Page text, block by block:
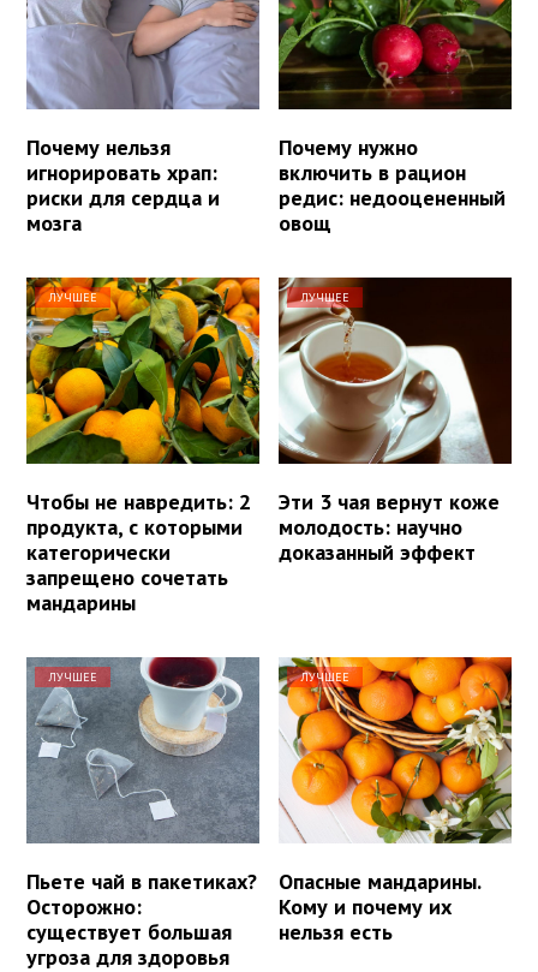
Почему нельзя
игнорировать храп:
риски для сердца и
мозга
Почему нужно
включить в рацион
редис: недооцененный
овощ
ЛУЧШЕЕ
Чтобы не навредить: 2
продукта, с которыми
категорически
запрещено сочетать
мандарины
ЛУЧШЕЕ
Эти 3 чая вернут коже
молодость: научно
доказанный эффект
ЛУЧШЕЕ
Пьете чай в пакетиках?
Осторожно:
существует большая
угроза для здоровья
ЛУЧШЕЕ
Опасные мандарины.
Кому и почему их
нельзя есть